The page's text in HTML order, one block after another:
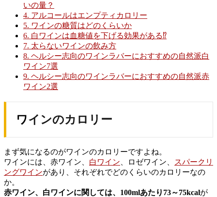
いの量？
4. アルコールはエンプティカロリー
5. ワインの糖質はどのくらいか
6. 白ワインは血糖値を下げる効果がある⁉
7. 太らないワインの飲み方
8. ヘルシー志向のワインラバーにおすすめの自然派白
ワイン7選
9. ヘルシー志向のワインラバーにおすすめの自然派赤
ワイン2選
ワインのカロリー
まず気になるのがワインのカロリーですよね。
ワインには、赤ワイン、 白ワイン 、ロゼワイン、
スパークリ
ングワインがあり、それぞれでどのくらいのカロリーなの
か。
赤ワイン、白ワインに関しては、100mlあたり73～75kcalが